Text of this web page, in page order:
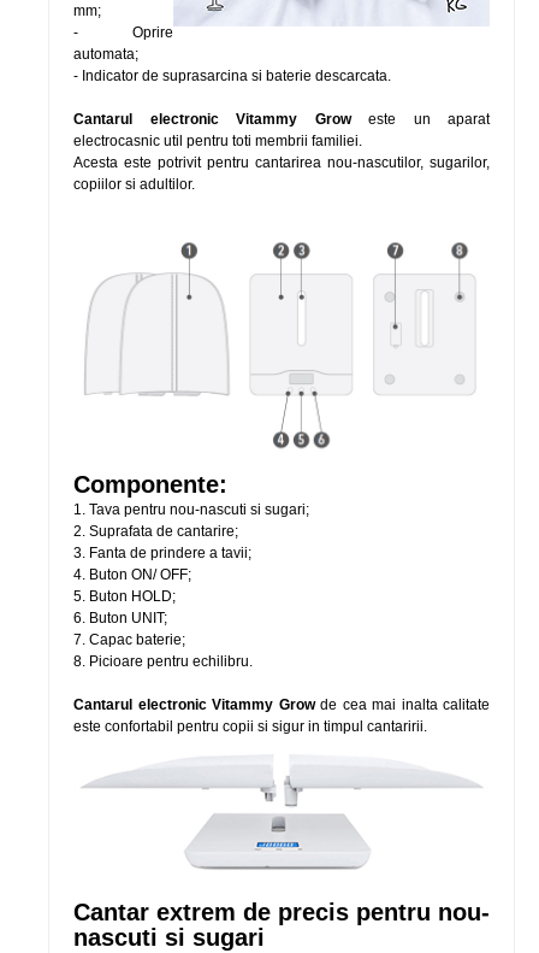
mm;
- Oprire
automata;
- Indicator de suprasarcina si baterie descarcata.
Cantarul electronic Vitammy Groweste un aparat
electrocasnic util pentru toti membrii familiei.
Acesta este potrivit pentru cantarirea nou-nascutilor, sugarilor,
copiilor si adultilor.
Componente:
1. Tava pentru nou-nascuti si sugari;
2. Suprafata de cantarire;
3. Fanta de prindere a tavii;
4. Buton ON/ OFF;
5. Buton HOLD;
6. Buton UNIT;
7. Capac baterie;
8. Picioare pentru echilibru.
Cantarul electronic Vitammy Grow de cea mai inalta calitate
este confortabil pentru copii si sigur in timpul cantaririi.
Cantar extrem de precis pentru nou-
nascuti si sugari